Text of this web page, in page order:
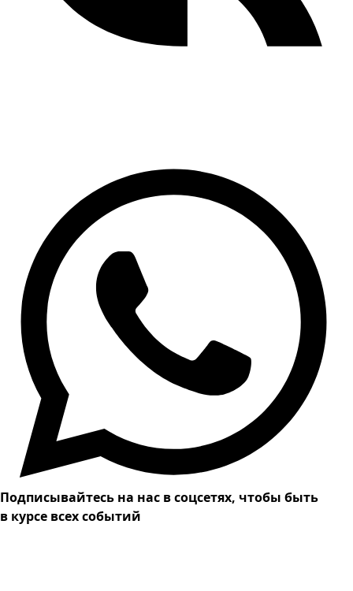
Подписывайтесь на нас в соцсетях, чтобы быть
в курсе всех событий